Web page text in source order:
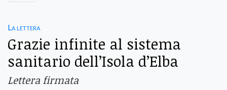
La lettera
Grazie infinite al sistema
sanitario dell’Isola d’Elba
Lettera firmata